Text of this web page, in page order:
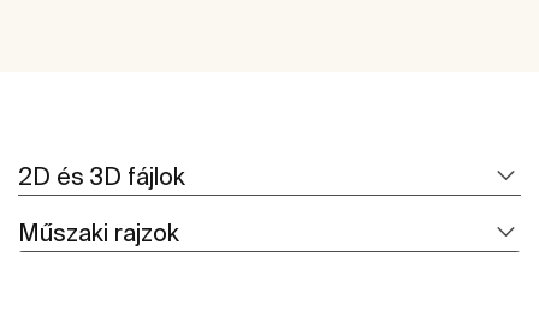
2D és 3D fájlok
Műszaki rajzok